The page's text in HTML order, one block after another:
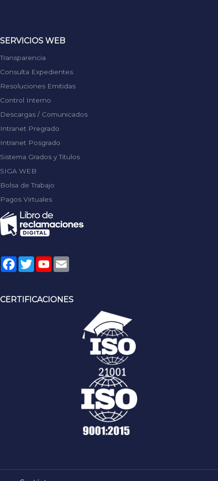
SERVICIOS WEB
Transparencia
Consulta Expedientes
Resoluciones Emitidas
Control Interno
Descargas / Comunicados
Intranet Pregrado
Intranet Posgrado
Sistema Grados y Titulos
SIGA WEB
Bolsa de Trabajo
Pagos Virtuales
Facebook
TwitterYouTube
CERTIFICACIONES